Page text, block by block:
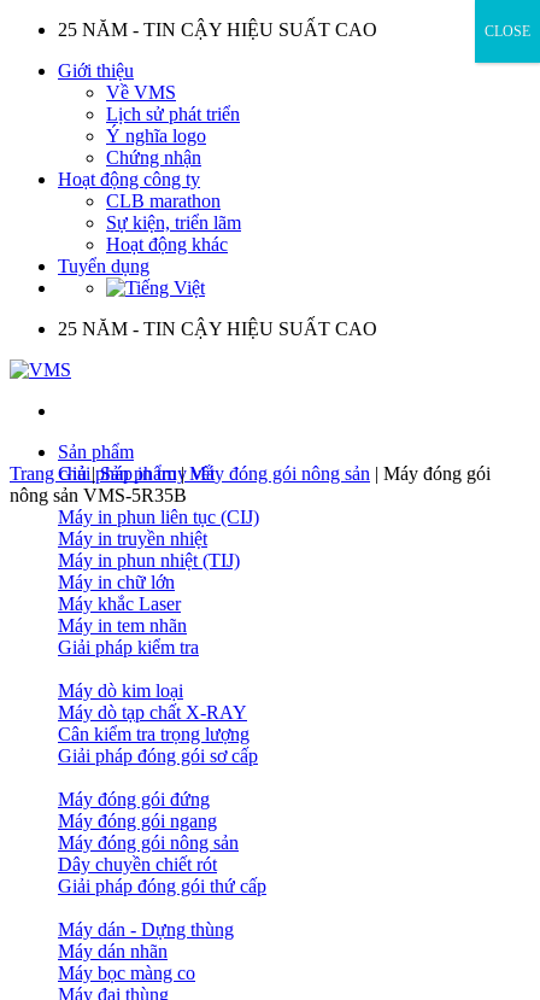
Skip
content
25 NĂM - TIN CẬY HIỆU SUẤT CAO
Giới thiệu
Về VMS
Lịch sử phát triển
Ý nghĩa logo
Chứng nhận
Hoạt động công ty
CLB marathon
Sự kiện, triển lãm
Hoạt động khác
Tuyển dụng
25 NĂM - TIN CẬY HIỆU SUẤT CAO
Sản phẩm
Giải pháp in truy vết
Máy in phun liên tục (CIJ)
Máy in truyền nhiệt
Máy in phun nhiệt (TIJ)
Máy in chữ lớn
Máy khắc Laser
Máy in tem nhãn
Giải pháp kiểm tra
Máy dò kim loại
Máy dò tạp chất X-RAY
Cân kiểm tra trọng lượng
Giải pháp đóng gói sơ cấp
Máy đóng gói đứng
Máy đóng gói ngang
Máy đóng gói nông sản
Dây chuyền chiết rót
Giải pháp đóng gói thứ cấp
Máy dán - Dựng thùng
Máy dán nhãn
Máy bọc màng co
Máy đai thùng
Trang chủ|Sản phẩm|Máy đóng gói nông sản | Máy đóng gói
nông sản VMS-5R35B
CLOSE